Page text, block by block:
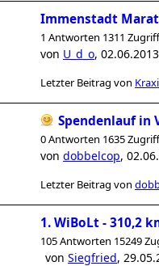
Immenstadt
1 Antworten 1311
von U_d_o,
Letzter Beitrag von
Spendenlauf in
0 Antworten 1635
von dobbelcop,
Letzter Beitrag von
1. WiBoLt - 310,2
105 Antworten 15249
von Siegfried,